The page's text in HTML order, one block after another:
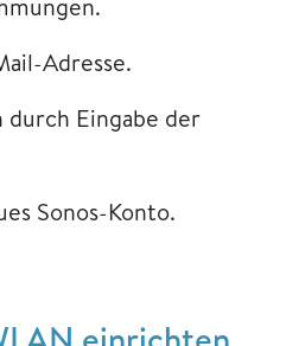
Adresse.
Eingabe der
Sonos-Konto.